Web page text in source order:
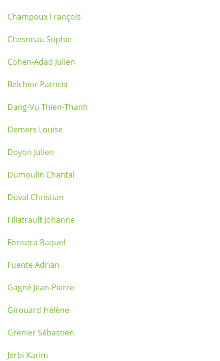
Champoux François
Chesneau Sophie
Cohen-Adad Julien
Belchior Patricia
Dang-Vu Thien-Thanh
Demers Louise
Doyon Julien
Dumoulin Chantal
Duval Christian
Filiatrault Johanne
Fonseca Raquel
Fuente Adrian
Gagné Jean-Pierre
Girouard Hélène
Grenier Sébastien
Jerbi Karim